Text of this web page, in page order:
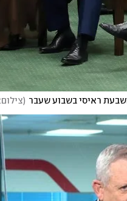
ראיסי בשבוע שעבר (צילום: EPA